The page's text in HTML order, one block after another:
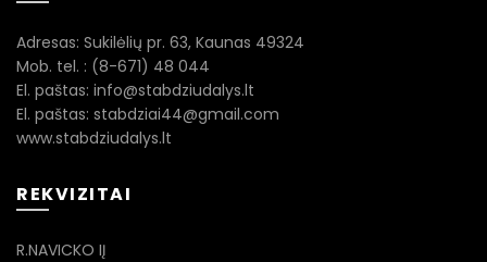
Adresas: Sukilėlių pr. 63, Kaunas 49324
Mob. tel. : (8-671) 48 044
El. paštas: info@stabdziudalys.lt
El. paštas: stabdziai44@gmail.com
www.stabdziudalys.lt
REKVIZITAI
R.NAVICKO IĮ